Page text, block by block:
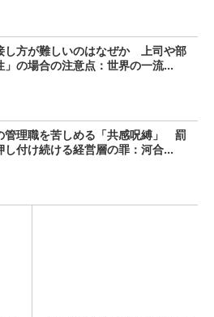
し方が難しいのはなぜか 上司や部
」の場合の注意点：世界の一流...
管理職を苦しめる「共感呪縛」 罰
し付け続ける経営層の罪：河合...